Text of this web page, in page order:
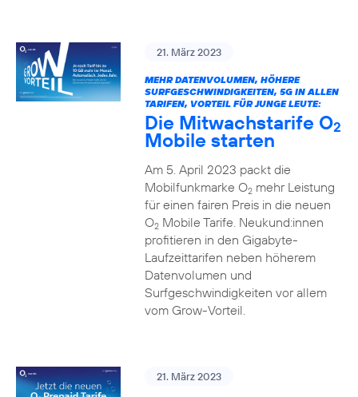
21. März 2023
MEHR DATENVOLUMEN, HÖHERE
SURFGESCHWINDIGKEITEN, 5G IN ALLEN
TARIFEN, VORTEIL FÜR JUNGE LEUTE:
Die Mitwachstarife O2
Mobile starten
Am 5. April 2023 packt die
Mobilfunkmarke O2mehr Leistung
für einen fairen Preis in die neuen
O2Mobile Tarife. Neukund:innen
profitieren in den Gigabyte-
Laufzeittarifen neben höherem
Datenvolumen und
Surfgeschwindigkeiten vor allem
vom Grow-Vorteil.
21. März 2023